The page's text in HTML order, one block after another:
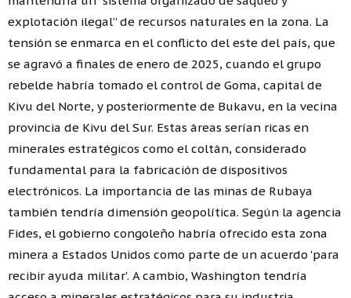
explotación ilegal” de recursos naturales en la zona. La
tensión se enmarca en el conflicto del este del país, que
se agravó a finales de enero de 2025, cuando el grupo
rebelde habría tomado el control de Goma, capital de
Kivu del Norte, y posteriormente de Bukavu, en la vecina
provincia de Kivu del Sur. Estas áreas serían ricas en
minerales estratégicos como el coltán, considerado
fundamental para la fabricación de dispositivos
electrónicos. La importancia de las minas de Rubaya
también tendría dimensión geopolítica. Según la agencia
Fides, el gobierno congoleño habría ofrecido esta zona
minera a Estados Unidos como parte de un acuerdo 'para
recibir ayuda militar'. A cambio, Washington tendría